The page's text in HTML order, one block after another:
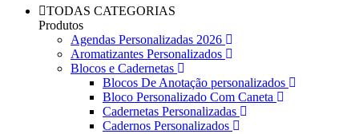
TODAS CATEGORIAS
Produtos
Agendas Personalizadas 2026
Aromatizantes Personalizados
Blocos e Cadernetas
Blocos De Anotação personalizados
Bloco Personalizado Com Caneta
Cadernetas Personalizadas
Cadernos Personalizados